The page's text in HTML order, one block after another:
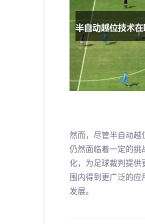
然而，尽管半自动
仍然面临着一定的
化，为足球裁判提
围内得到更广泛的
发展。